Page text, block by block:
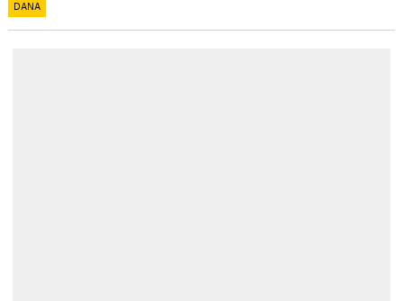
DANA